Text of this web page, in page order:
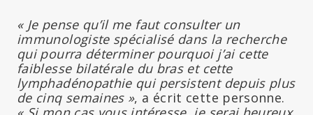
« Je pense qu’il me faut consulter un
immunologiste spécialisé dans la recherche
qui pourra déterminer pourquoi j’ai cette
faiblesse bilatérale du bras et cette
lymphadénopathie qui persistent depuis plus
de cinq semaines », a écrit cette personne.